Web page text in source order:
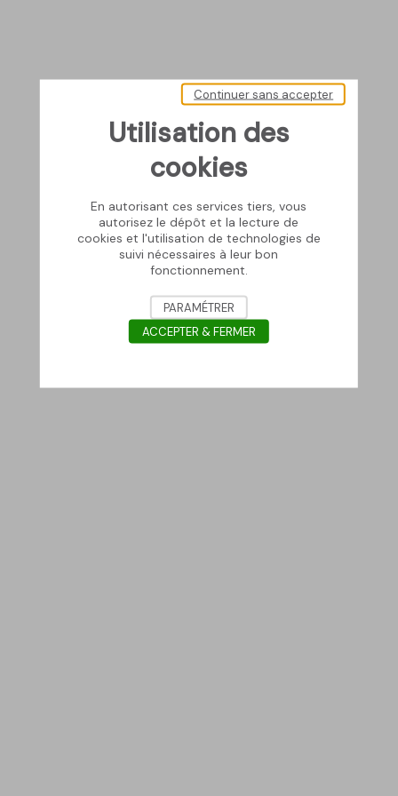
Utilisation des
cookies
En autorisant ces services tiers, vous
autorisez le dépôt et la lecture de
cookies et l'utilisation de technologies de
suivi nécessaires à leur bon
fonctionnement.
Continuer sans accepter
PARAMÉTRER
ACCEPTER & FERMER